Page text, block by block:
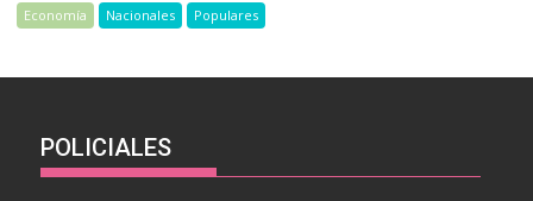
Economía Nacionales Populares
POLICIALES